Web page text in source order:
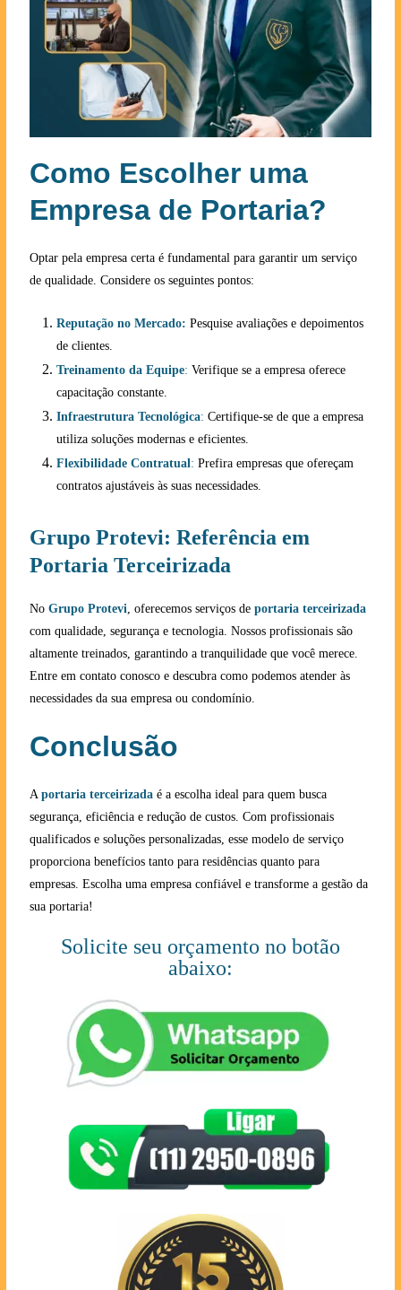
Como Escolher uma
Empresa de Portaria?
Optar pela empresa certa é fundamental para garantir um serviço
de qualidade. Considere os seguintes pontos:
Reputação no Mercado: Pesquise avaliações e depoimentos
de clientes.
Treinamento da Equipe: Verifique se a empresa oferece
capacitação constante.
Infraestrutura Tecnológica: Certifique-se de que a empresa
utiliza soluções modernas e eficientes.
Flexibilidade Contratual: Prefira empresas que ofereçam
contratos ajustáveis às suas necessidades.
Grupo Protevi: Referência em
Portaria Terceirizada
No Grupo Protevi , oferecemos serviços de portaria terceirizada
com qualidade, segurança e tecnologia. Nossos profissionais são
altamente treinados, garantindo a tranquilidade que você merece.
Entre em contato conosco e descubra como podemos atender às
necessidades da sua empresa ou condomínio.
Conclusão
A portaria terceirizadaé a escolha ideal para quem busca
segurança, eficiência e redução de custos. Com profissionais
qualificados e soluções personalizadas, esse modelo de serviço
proporciona benefícios tanto para residências quanto para
empresas. Escolha uma empresa confiável e transforme a gestão da
sua portaria!
Solicite seu orçamento no botão
abaixo: